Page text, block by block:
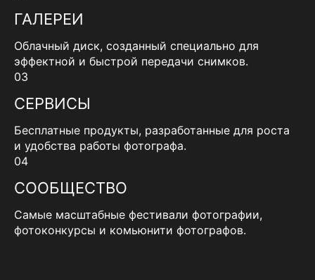
ГАЛЕРЕИ
Облачный диск, созданный специально для
эффектной и быстрой передачи снимков.
03
СЕРВИСЫ
Бесплатные продукты, разработанные для роста
и удобства работы фотографа.
04
СООБЩЕСТВО
Самые масштабные фестивали фотографии,
фотоконкурсы и комьюнити фотографов.